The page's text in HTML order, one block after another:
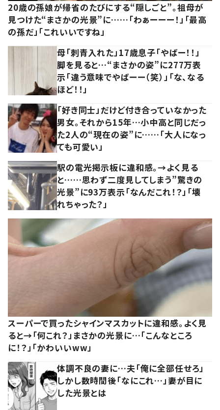
20歳の孫娘が帰省のたびにする“隠しごと”。祖母が
見つけた“まさかの光景”に……「わぁーーー！」「最高
の孫だ」「これいいですね」
母「刺青入れた」17歳息子「やばー！！」
脚を見ると…“まさかの姿”に277万表
示「違う意味でやばーー（笑）」「な、なる
ほど！！」
「好き同士」だけど付き合っていなかった
男女。それから15年…小中高と同じだっ
た2人の“現在の姿”に……「大人になっ
ても可愛い」
駅の電光掲示板に違和感。→よく見る
と……思わず二度見してしまう”驚きの
光景”に93万表示「なんだこれ！？」「壊
れちゃった？」
スーパーで買ったシャインマスカットに違和感。よく見
ると→「何これ？」まさかの光景に…「こんなところ
に！？」「かわいいww」
体調不良の妻に…夫「俺に全部任せろ」
しかし数時間後「なにこれ…」妻が目に
した光景とは